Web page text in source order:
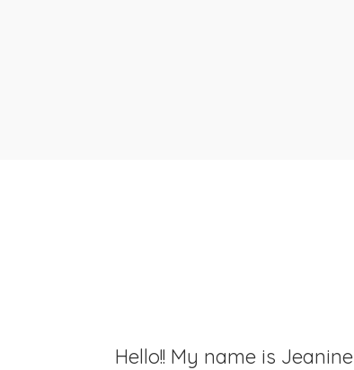
Hello!! My name is Jeanine